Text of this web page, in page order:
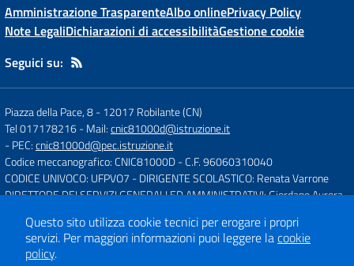
Amministrazione TrasparenteAlbo onlinePrivacy Policy
Note LegaliDichiarazioni di accessibilitàGestione cookie
Seguici su:
Piazza della Pace, 8-12017 Robilante (CN)
Tel 017178216- Mail:cnic81000d@istruzione.it
- PEC:cnic81000d@pec.istruzione.it
Codice meccanografico: CNIC81000D- C.F. 96060310040
CODICE UNIVOCO: UFPVO7 - DIRIGENTE SCOLASTICO: Renata Varrone
DIRETTORE DEI SERVIZI GENERALI ED AMMINISTRATIVI: Giordano Aurora
Concept & Design by
Designers Italia
Questo sito utilizza cookie tecnici per erogare i propri
servizi. Per maggiori informazioni puoi leggere lacookie
policy.